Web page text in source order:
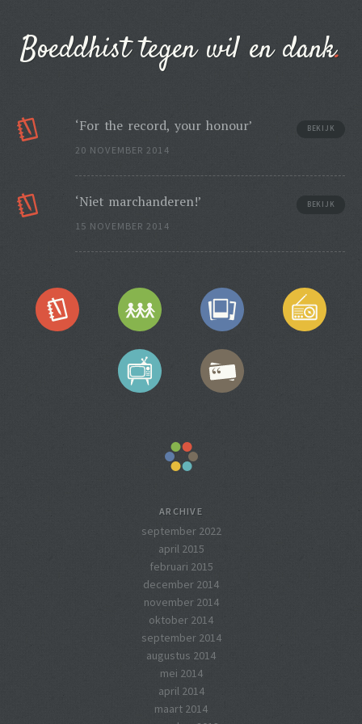
Boeddhist tegen wil en dank
BEKIJK
‘For the record, your honour’
20 NOVEMBER 2014
BEKIJK
‘Niet marchanderen!’
15 NOVEMBER 2014
ARCHIVE
september 2022
april 2015
februari 2015
december 2014
november 2014
oktober 2014
september 2014
augustus 2014
mei 2014
april 2014
maart 2014